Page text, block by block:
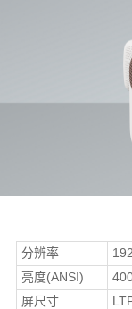
分辨率
亮度(ANSI)
屏尺寸